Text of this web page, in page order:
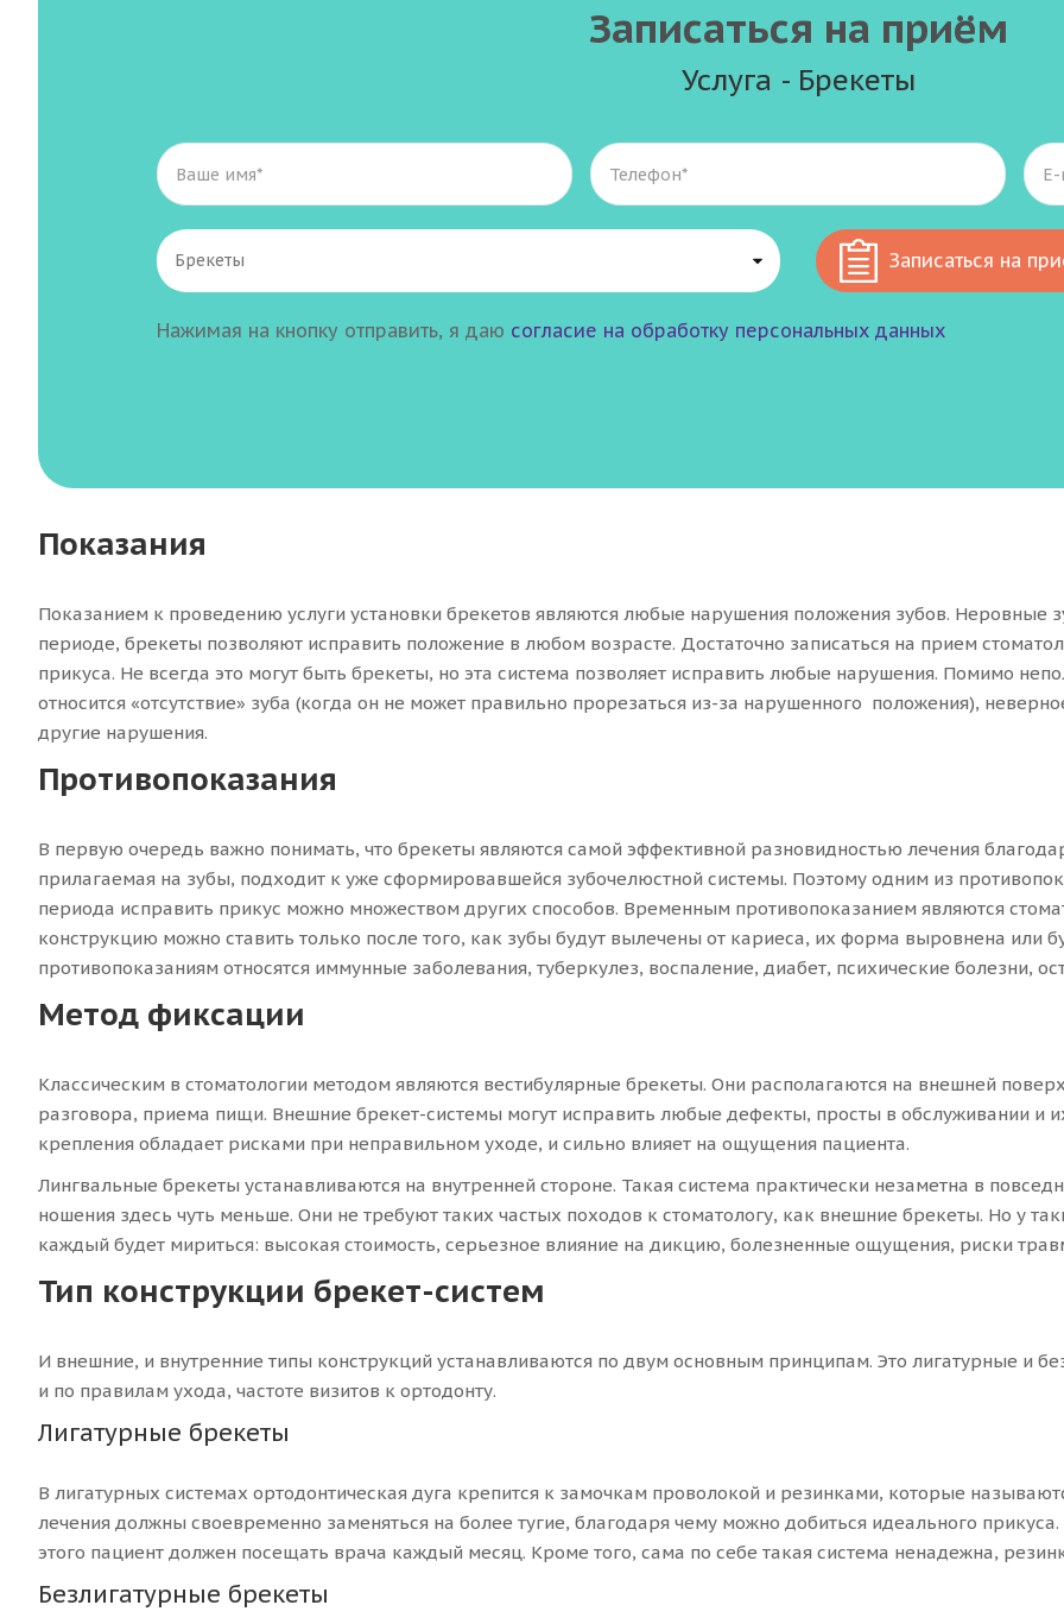
Записаться на приём
Услуга - Брекеты
Записаться на
Нажимая на кнопку отправить, я даю согласие на обработку персональных данных
Показания
Показанием к проведению услуги установки брекетов являются любые нарушения положения зубов. Неровные
периоде, брекеты позволяют исправить положение в любом возрасте. Достаточно записаться на прием
прикуса. Не всегда это могут быть брекеты, но эта система позволяет исправить любые нарушения. Помимо
относится «отсутствие» зуба (когда он не может правильно прорезаться из-за нарушенного положения),
другие нарушения.
Противопоказания
В первую очередь важно понимать, что брекеты являются самой эффективной разновидностью лечения
прилагаемая на зубы, подходит к уже сформировавшейся зубочелюстной системы. Поэтому одним из
периода исправить прикус можно множеством других способов. Временным противопоказанием являются
конструкцию можно ставить только после того, как зубы будут вылечены от кариеса, их форма выровнена
противопоказаниям относятся иммунные заболевания, туберкулез, воспаление, диабет, психические болезни,
Метод фиксации
Классическим в стоматологии методом являются вестибулярные брекеты. Они располагаются на внешней
разговора, приема пищи. Внешние брекет-системы могут исправить любые дефекты, просты в обслуживании и
крепления обладает рисками при неправильном уходе, и сильно влияет на ощущения пациента.
Лингвальные брекеты устанавливаются на внутренней стороне. Такая система практически незаметна в
ношения здесь чуть меньше. Они не требуют таких частых походов к стоматологу, как внешние брекеты. Но у
каждый будет мириться: высокая стоимость, серьезное влияние на дикцию, болезненные ощущения, риски
Тип конструкции брекет-систем
И внешние, и внутренние типы конструкций устанавливаются по двум основным принципам. Это лигатурные и
и по правилам ухода, частоте визитов к ортодонту.
Лигатурные брекеты
В лигатурных системах ортодонтическая дуга крепится к замочкам проволокой и резинками, которые
лечения должны своевременно заменяться на более тугие, благодаря чему можно добиться идеального
этого пациент должен посещать врача каждый месяц. Кроме того, сама по себе такая система ненадежна,
Безлигатурные брекеты